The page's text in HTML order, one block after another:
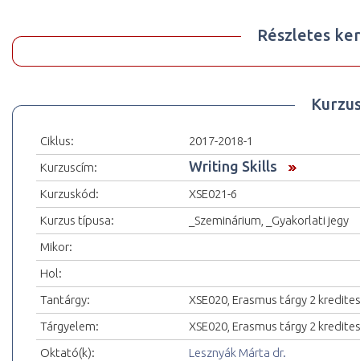
Részletes
Ciklus:
2017-2018-1
Kurzuscím:
Writing Skills
Kurzuskód:
XSE021-6
Kurzus típusa:
_Szeminárium, _Gyakorlati jegy
Mikor:
Hol:
Tantárgy:
XSE020, Erasmus tárgy 2 kredites
Tárgyelem:
XSE020, Erasmus tárgy 2 kredites
Oktató(k):
Lesznyák Márta dr.